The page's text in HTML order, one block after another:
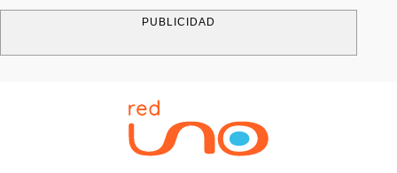
PUBLICIDAD